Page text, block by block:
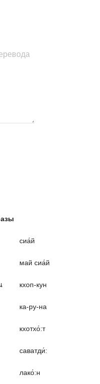
сиа́й
май сиа́й
кхоп-кун
ка-ру-на
кхотхо́:т
саватди́:
лако́:н